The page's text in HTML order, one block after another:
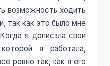
возможность ходить
так как это было мне
я дописала свои
я работала,
ровно так, как я его